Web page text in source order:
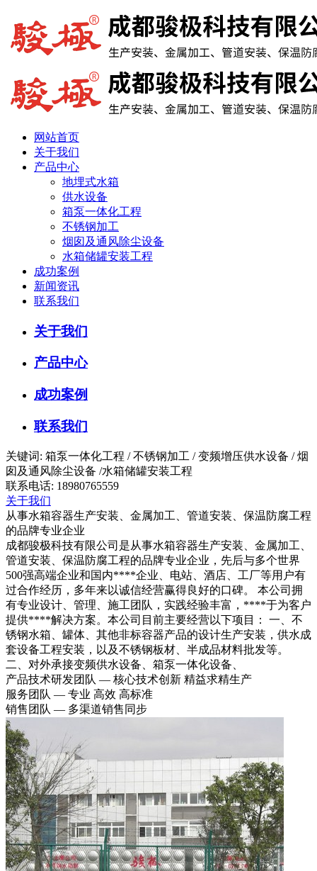
网站首页
关于我们
产品中心
地埋式水箱
供水设备
箱泵一体化工程
不锈钢加工
烟囱及通风除尘设备
水箱储罐安装工程
成功案例
新闻资讯
联系我们
关于我们
产品中心
成功案例
联系我们
关键词: 箱泵一体化工程 / 不锈钢加工 / 变频增压供水设备 / 烟
囱及通风除尘设备 /水箱储罐安装工程
联系电话: 18980765559
关于我们
从事水箱容器生产安装、金属加工、管道安装、保温防腐工程
的品牌专业企业
成都骏极科技有限公司是从事水箱容器生产安装、金属加工、
管道安装、保温防腐工程的品牌专业企业，先后与多个世界
500强高端企业和国内****企业、电站、酒店、工厂等用户有
过合作经历，多年来以诚信经营赢得良好的口碑。 本公司拥
有专业设计、管理、施工团队，实践经验丰富，****于为客户
提供****解决方案。本公司目前主要经营以下项目： 一、不
锈钢水箱、罐体、其他非标容器产品的设计生产安装，供水成
套设备工程安装，以及不锈钢板材、半成品材料批发等。
二、对外承接变频供水设备、箱泵一体化设备、
产品技术研发团队 — 核心技术创新 精益求精生产
服务团队 — 专业 高效 高标准
销售团队 — 多渠道销售同步